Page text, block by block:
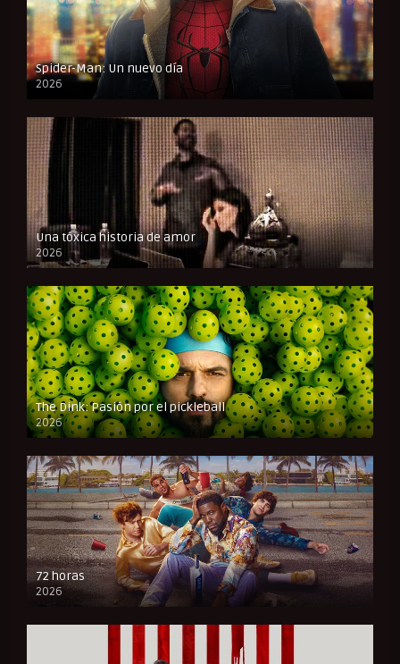
Spider-Man: Un nuevo día
2026
CAM
Una tóxica historia de amor
2026
FULL HD
The Dink: Pasión por el pickleball
2026
FULL HD
72 horas
2026
FULL HD